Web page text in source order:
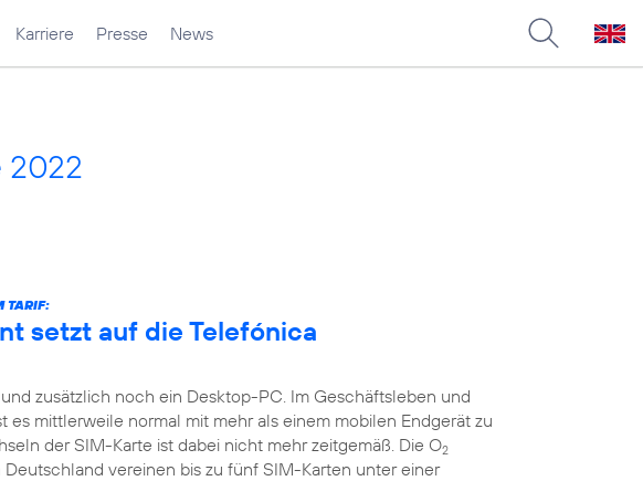
Karriere Presse News
2022
TARIF:
setzt auf die Telefónica
zusätzlich noch ein Desktop-PC. Im Geschäftsleben und
es mittlerweile normal mit mehr als einem mobilen Endgerät zu
der SIM-Karte ist dabei nicht mehr zeitgemäß. Die O2
vereinen bis zu fünf SIM-Karten unter einer